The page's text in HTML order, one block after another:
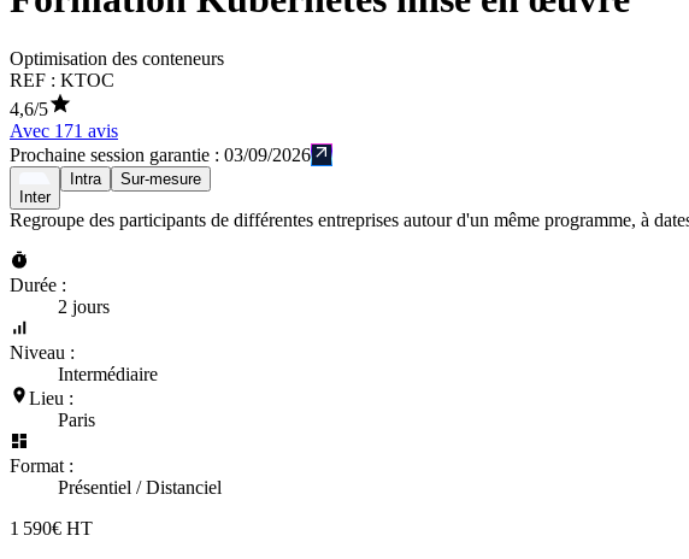
Optimisation des conteneurs
REF : KTOC
4,6/5
Avec 171 avis
Prochaine session garantie : 03/09/2026
Inter
Intra Sur-mesure
Regroupe des participants de différentes entreprises autour d'un même programme, à
Durée :
2 jours
Niveau :
Intermédiaire
Lieu :
Paris
Format :
Présentiel / Distanciel
1 590€ HT